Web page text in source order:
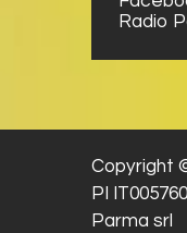
Radio
Copyright
PI
Parma srl